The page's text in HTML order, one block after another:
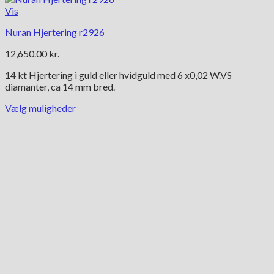
Vis
Nuran Hjertering r2926
12,650.00 kr.
14 kt Hjertering i guld eller hvidguld med 6 x0,02 W.VS
diamanter, ca 14 mm bred.
Vælg muligheder